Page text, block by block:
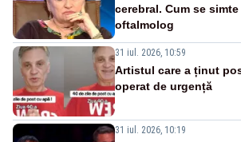
cerebral. Cum se
oftalmolog
31 iul. 2026, 10:59
Artistul care a ținut
operat de urgență
31 iul. 2026, 10:19